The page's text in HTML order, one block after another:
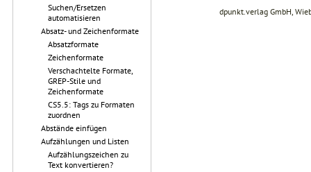
Suchen/Ersetzen
automatisieren
Absatz- und Zeichenformate
Absatzformate
Zeichenformate
Verschachtelte Formate,
GREP-Stile und
Zeichenformate
CS5.5: Tags zu Formaten
zuordnen
Abstände einfügen
Aufzählungen und Listen
Aufzählungszeichen zu
Text konvertieren?
dpunkt.verlag GmbH,